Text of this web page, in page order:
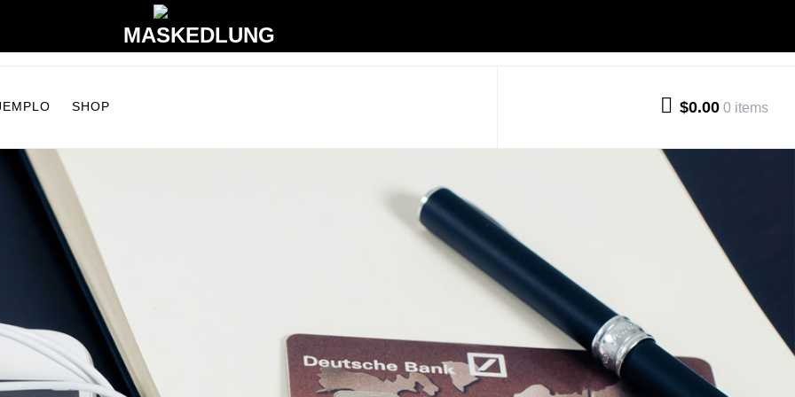
MASKEDLUNG
SHOP $0.00 0 items